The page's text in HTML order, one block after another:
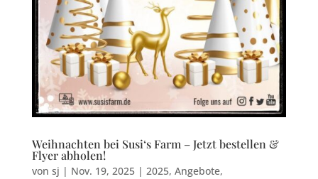
Weihnachten bei Susi‘s Farm – Jetzt bestellen &
Flyer abholen!
von sj | Nov. 19, 2025| 2025, Angebote,